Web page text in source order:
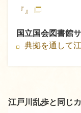
『』
国立国会図書館
典拠を通して
江戸川乱歩と同じ